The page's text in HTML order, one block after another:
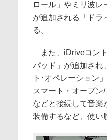
ロール」やミリ波レ
が追加される「ドラ
る。
また、iDriveコント
パッド」が追加され
ト･オペレーション
スマート・オープン
などと接続して音楽
装備するなど、使い